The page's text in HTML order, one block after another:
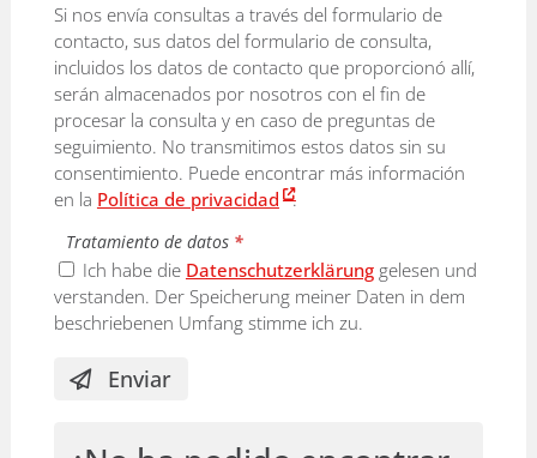
Si nos envía consultas a través del formulario de
contacto, sus datos del formulario de consulta,
incluidos los datos de contacto que proporcionó allí,
serán almacenados por nosotros con el fin de
procesar la consulta y en caso de preguntas de
seguimiento. No transmitimos estos datos sin su
consentimiento. Puede encontrar más información
en la Política de privacidad .
Tratamiento de datos *
Ich habe die Datenschutzerklärunggelesen und
verstanden. Der Speicherung meiner Daten in dem
beschriebenen Umfang stimme ich zu.
Enviar